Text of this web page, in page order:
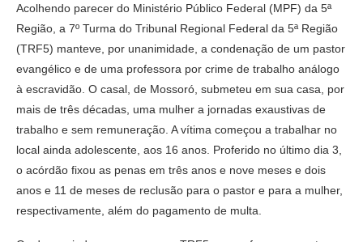
Acolhendo parecer do Ministério Público Federal (MPF) da 5ª
Região, a 7º Turma do Tribunal Regional Federal da 5ª Região
(TRF5) manteve, por unanimidade, a condenação de um pastor
evangélico e de uma professora por crime de trabalho análogo
à escravidão. O casal, de Mossoró, submeteu em sua casa, por
mais de três décadas, uma mulher a jornadas exaustivas de
trabalho e sem remuneração. A vítima começou a trabalhar no
local ainda adolescente, aos 16 anos. Proferido no último dia 3,
o acórdão fixou as penas em três anos e nove meses e dois
anos e 11 de meses de reclusão para o pastor e para a mulher,
respectivamente, além do pagamento de multa.